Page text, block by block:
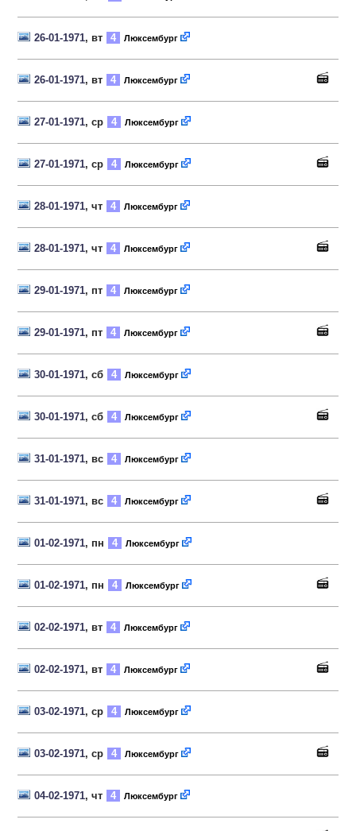
26-01-1971, вт 4 Люксембург
26-01-1971, вт 4 Люксембург
27-01-1971, ср 4 Люксембург
27-01-1971, ср 4 Люксембург
28-01-1971, чт 4 Люксембург
28-01-1971, чт 4 Люксембург
29-01-1971, пт 4 Люксембург
29-01-1971, пт 4 Люксембург
30-01-1971, сб 4 Люксембург
30-01-1971, сб 4 Люксембург
31-01-1971, вс 4 Люксембург
31-01-1971, вс 4 Люксембург
01-02-1971, пн 4 Люксембург
01-02-1971, пн 4 Люксембург
02-02-1971, вт 4 Люксембург
02-02-1971, вт 4 Люксембург
03-02-1971, ср 4 Люксембург
03-02-1971, ср 4 Люксембург
04-02-1971, чт 4 Люксембург